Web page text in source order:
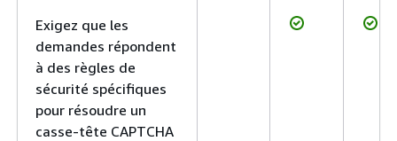
Exigez que les
demandes répondent
à des règles de
sécurité spécifiques
pour résoudre un
casse-tête CAPTCHA